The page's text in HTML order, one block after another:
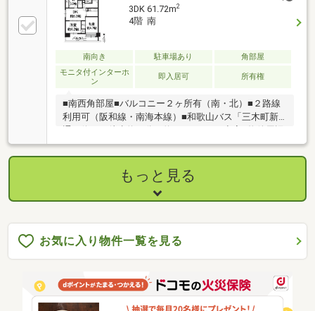
3DK 61.72m2
4階 南
南向き 駐車場あり
角部屋
モニタ付インターホ
ン
即入居可 所有権
■南西角部屋■バルコニー２ヶ所有（南・北）■２路線
利用可（阪和線・南海本線）■和歌山バス「三木町新
は街灯や歩道有■都市ガス・上水道・公共下水～住替
えサポート・リフォーム・住宅ローンのご相談もお気
軽に！夜間内覧も大丈夫です！～
もっと見る
お気に入り物件一覧を見る